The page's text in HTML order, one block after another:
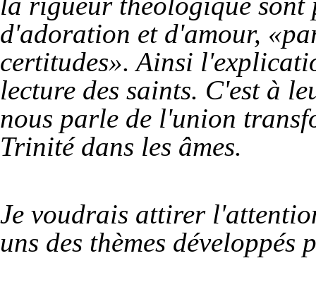
d'adoration et d'amour,
certitudes». Ainsi
lecture des saints. C'est à
nous parle de l'union
Trinité dans les âmes.
Je voudrais attirer
uns des thèmes